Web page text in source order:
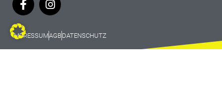
IMPRESSUMAGBDATENSCHUTZ